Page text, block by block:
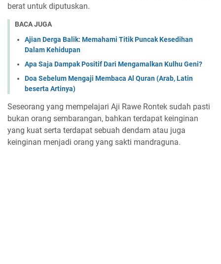
berat untuk diputuskan.
BACA JUGA
Ajian Derga Balik: Memahami Titik Puncak Kesedihan
Dalam Kehidupan
Apa Saja Dampak Positif Dari Mengamalkan Kulhu Geni?
Doa Sebelum Mengaji Membaca Al Quran (Arab, Latin
beserta Artinya)
Seseorang yang mempelajari Aji Rawe Rontek sudah pasti
bukan orang sembarangan, bahkan terdapat keinginan
yang kuat serta terdapat sebuah dendam atau juga
keinginan menjadi orang yang sakti mandraguna.